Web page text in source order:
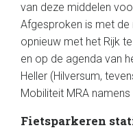
van deze middelen
Afgesproken is met
opnieuw met het Rijk
en op de agenda van
Heller (Hilversum,
Mobiliteit MRA
Fietsparkeren